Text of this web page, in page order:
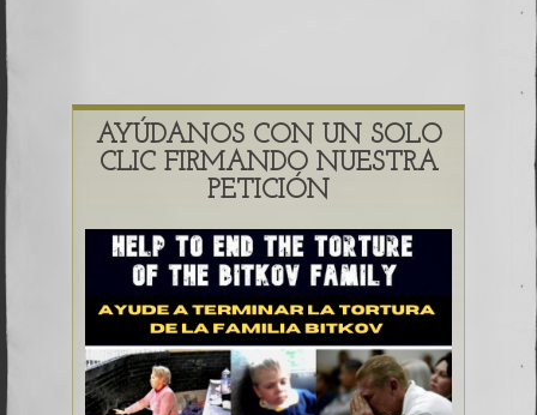
AYÚDANOS CON UN SOLO
CLIC FIRMANDO NUESTRA
PETICIÓN